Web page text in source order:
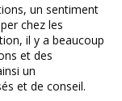
un sentiment
chez les
il y a beaucoup
et des
un
et de conseil.